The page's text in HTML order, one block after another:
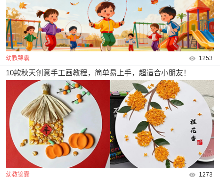
幼教锦囊 1253
10款秋天创意手工画教程，简单易上手，超适合小朋友！
幼教锦囊 1273